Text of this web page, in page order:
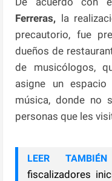
Ferreras, la
precautorio, fue
dueños de
de musicólogos,
asigne un
música, donde no
personas que les
LEER
fiscalizadores